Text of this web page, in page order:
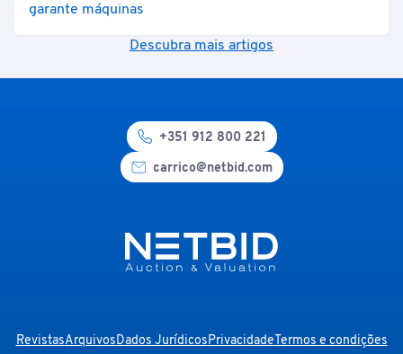
garante máquinas
Descubra mais artigos
+351 912 800 221
carrico@netbid.com
RevistasArquivosDados JurídicosPrivacidadeTermos e condições